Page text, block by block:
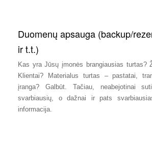
Duomenų apsauga (backup/
ir t.t.)
Kas yra Jūsų įmonės brangiausias turtas?
Klientai? Materialus turtas – pastatai,
įranga? Galbūt. Tačiau, neabejotinai
svarbiausių, o dažnai ir pats
informacija.